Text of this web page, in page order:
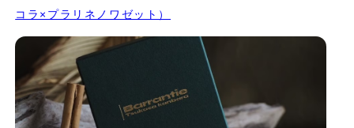
コラ×プラリネノワゼット）